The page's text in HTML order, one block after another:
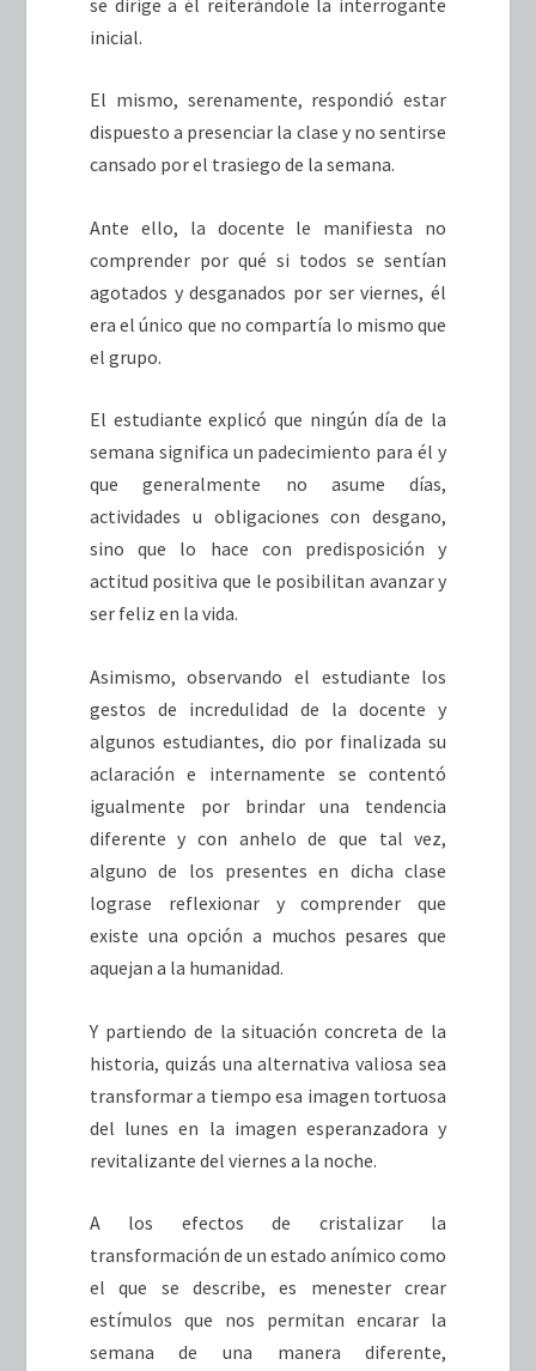
inicial.
El mismo, serenamente, respondió estar
dispuesto a presenciar la clase y no sentirse
cansado por el trasiego de la semana.
Ante ello, la docente le manifiesta no
comprender por qué si todos se sentían
agotados y desganados por ser viernes, él
era el único que no compartía lo mismo que
el grupo.
El estudiante explicó que ningún día de la
semana significa un padecimiento para él y
que generalmente no asume días,
actividades u obligaciones con desgano,
sino que lo hace con predisposición y
actitud positiva que le posibilitan avanzar y
ser feliz en la vida.
Asimismo, observando el estudiante los
gestos de incredulidad de la docente y
algunos estudiantes, dio por finalizada su
aclaración e internamente se contentó
igualmente por brindar una tendencia
diferente y con anhelo de que tal vez,
alguno de los presentes en dicha clase
lograse reflexionar y comprender que
existe una opción a muchos pesares que
aquejan a la humanidad.
Y partiendo de la situación concreta de la
historia, quizás una alternativa valiosa sea
transformar a tiempo esa imagen tortuosa
del lunes en la imagen esperanzadora y
revitalizante del viernes a la noche.
A los efectos de cristalizar la
transformación de un estado anímico como
el que se describe, es menester crear
estímulos que nos permitan encarar la
semana de una manera diferente,